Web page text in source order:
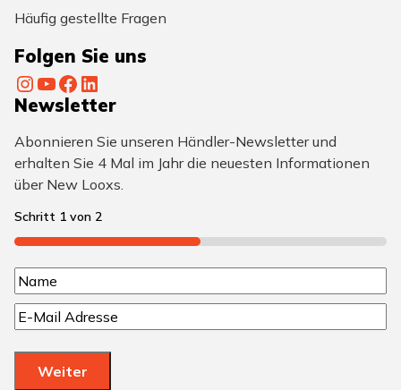
Häufig gestellte Fragen
Folgen Sie uns
InstagramYouTube Facebook LinkedIn
Newsletter
Abonnieren Sie unseren Händler-Newsletter und
erhalten Sie 4 Mal im Jahr die neuesten Informationen
über New Looxs.
Schritt 1 von 2
50%
N
a
m
N
a
E
-
M
Weiter